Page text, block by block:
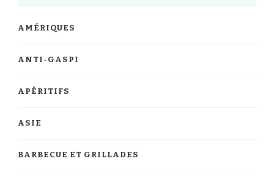
AMÉRIQUES
ANTI-GASPI
APÉRITIFS
ASIE
BARBECUE ET GRILLADES